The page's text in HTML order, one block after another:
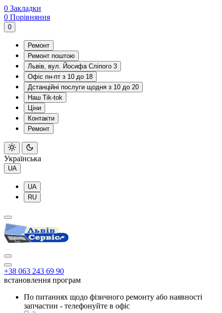
0 Закладки
0 Порівняння
0
Ремонт
Ремонт поштою
Львів, вул. Йосифа Сліпого 3
Офіс пн-пт з 10 до 18
Дстанційні послуги щодня з 10 до 20
Наш Tik-tok
Ціни
Контакти
Ремонт
Українська
UA
UA
RU
+38 063 243 69 90
встановлення програм
По питаннях щодо фізичного ремонту або наявності
запчастин - телефонуйте в офіс